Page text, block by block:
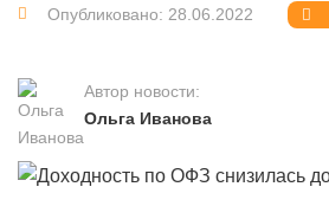
Опубликовано: 28.06.2022
Автор новости:
Ольга Иванова